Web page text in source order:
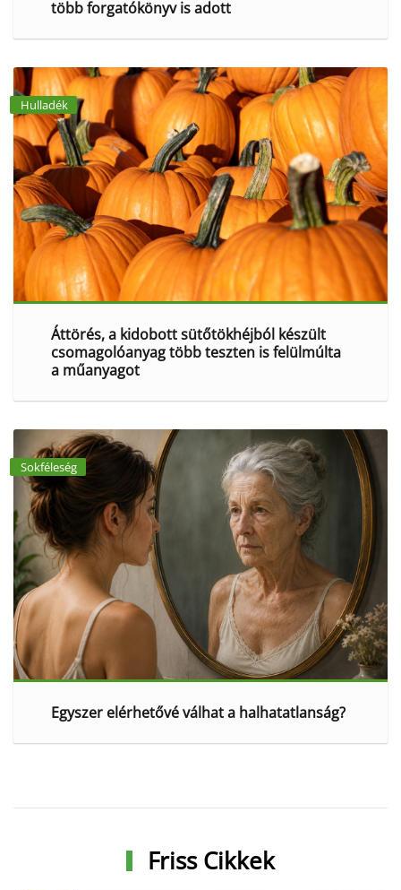
több forgatókönyv is adott
Hulladék
Áttörés, a kidobott sütőtökhéjból készült
csomagolóanyag több teszten is felülmúlta
a műanyagot
Sokféleség
Egyszer elérhetővé válhat a halhatatlanság?
Friss Cikkek